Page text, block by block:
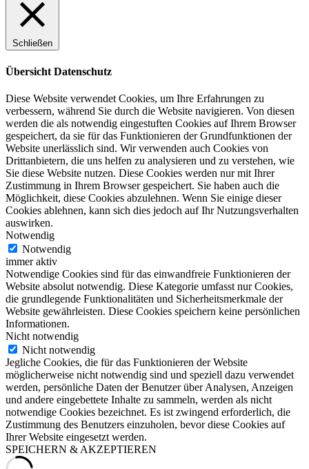
Schließen
Übersicht Datenschutz
Diese Website verwendet Cookies, um Ihre Erfahrungen zu
verbessern, während Sie durch die Website navigieren. Von diesen
werden die als notwendig eingestuften Cookies auf Ihrem Browser
gespeichert, da sie für das Funktionieren der Grundfunktionen der
Website unerlässlich sind. Wir verwenden auch Cookies von
Drittanbietern, die uns helfen zu analysieren und zu verstehen, wie
Sie diese Website nutzen. Diese Cookies werden nur mit Ihrer
Zustimmung in Ihrem Browser gespeichert. Sie haben auch die
Möglichkeit, diese Cookies abzulehnen. Wenn Sie einige dieser
Cookies ablehnen, kann sich dies jedoch auf Ihr Nutzungsverhalten
auswirken.
Notwendig
Notwendig
immer aktiv
Notwendige Cookies sind für das einwandfreie Funktionieren der
Website absolut notwendig. Diese Kategorie umfasst nur Cookies,
die grundlegende Funktionalitäten und Sicherheitsmerkmale der
Website gewährleisten. Diese Cookies speichern keine persönlichen
Informationen.
Nicht notwendig
Nicht notwendig
Jegliche Cookies, die für das Funktionieren der Website
möglicherweise nicht notwendig sind und speziell dazu verwendet
werden, persönliche Daten der Benutzer über Analysen, Anzeigen
und andere eingebettete Inhalte zu sammeln, werden als nicht
notwendige Cookies bezeichnet. Es ist zwingend erforderlich, die
Zustimmung des Benutzers einzuholen, bevor diese Cookies auf
Ihrer Website eingesetzt werden.
SPEICHERN & AKZEPTIEREN